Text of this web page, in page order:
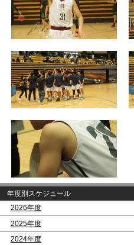
年度別スケジュール
2026年度
2025年度
2024年度